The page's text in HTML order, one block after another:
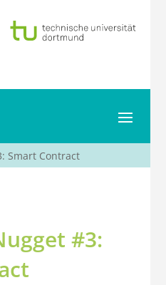
Smart Contract
#3: